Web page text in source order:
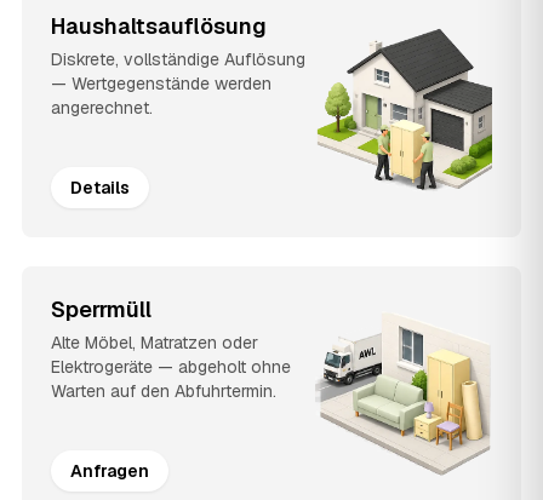
Haushaltsauflösung
Diskrete, vollständige Auflösung
— Wertgegenstände werden
angerechnet.
Details
Sperrmüll
Alte Möbel, Matratzen oder
Elektrogeräte — abgeholt ohne
Warten auf den Abfuhrtermin.
Anfragen